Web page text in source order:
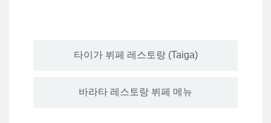
타이가 뷔페 레스토랑 (Taiga)
바라타 레스토랑 뷔페 메뉴